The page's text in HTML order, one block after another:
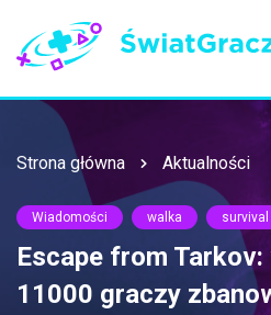
Strona główna Aktualności
Wiadomości walka survival
Escape from
11000 graczy